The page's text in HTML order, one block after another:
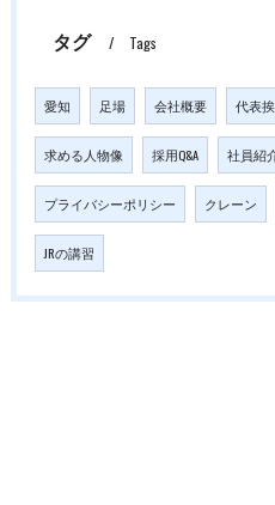
タグ Tags
愛知 足場 会社概要 代表
求める人物像 採用Q&A 社員紹
プライバシーポリシー クレーン
JRの講習